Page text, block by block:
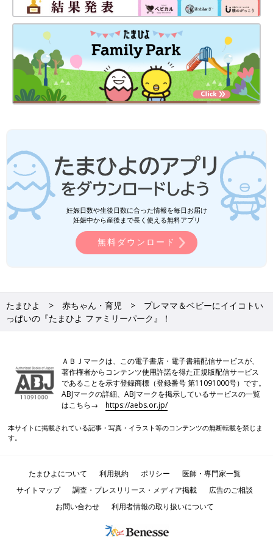
妊娠日数や生後日数に合った情報を毎日お届け
妊娠中から産後まで長く使える無料アプリ
無料ダウンロード
たまひよ 赤ちゃん・育児
プレママ＆ベビーにイイコトい
っぱいの『たまひよ ファミリーパーク』！
ＡＢＪマークは、この電子書店・電子書籍配信サービスが、
著作権者からコンテンツ使用許諾を得た正規版配信サービス
であることを示す登録商標（登録番号 第11091000号）です。
ABJマークの詳細、ABJマークを掲示しているサービスの一覧
はこちら→https://aebs.or.jp/
本サイトに掲載されている記事・写真・イラスト等のコンテンツの無断転載を禁じま
す。
たまひよについて 利用規約 ポリシー
医師・専門家一覧
サイトマップ
調査・プレスリリース・メディア掲載
広告のご相談
お問い合わせ
利用者情報の取り扱いについて